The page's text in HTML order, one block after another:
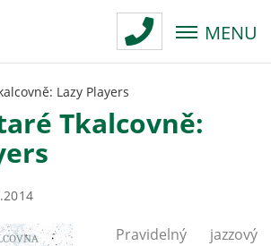
MENU
Lazy Players
Tkalcovně:
Pravidelný jazzový